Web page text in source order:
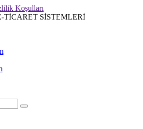
Koşulları
TİCARET SİSTEMLERİ